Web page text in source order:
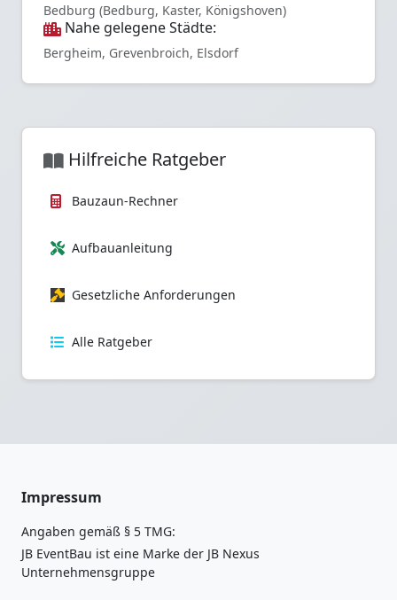
Bedburg (Bedburg, Kaster, Königshoven)
Nahe gelegene Städte:
Bergheim, Grevenbroich, Elsdorf
Hilfreiche Ratgeber
Bauzaun-Rechner
Aufbauanleitung
Gesetzliche Anforderungen
Alle Ratgeber
Impressum
Angaben gemäß § 5 TMG:
JB EventBau ist eine Marke der JB Nexus
Unternehmensgruppe